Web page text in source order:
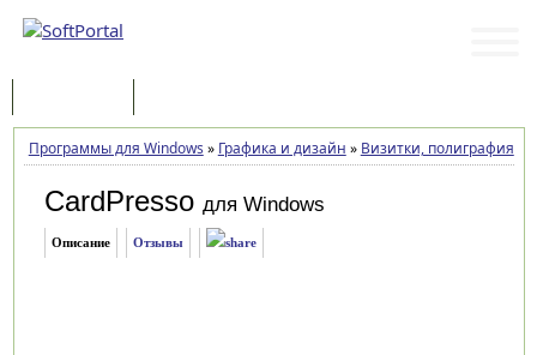
Программы для Windows » Графика и дизайн » Визитки, полиграфия
CardPresso для Windows
Описание Отзывы